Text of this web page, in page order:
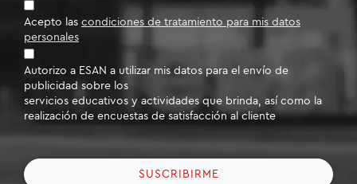
Acepto las condiciones de tratamiento para mis datos
personales
Autorizo a ESAN a utilizar mis datos para el envío de
publicidad sobre los
servicios educativos y actividades que brinda, así como la
realización de encuestas de satisfacción al cliente
SUSCRIBIRME